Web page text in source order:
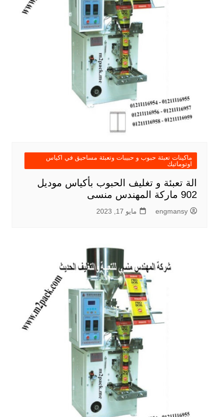
ماكينات تعبئة حبوب و حبيبات وتعبئة مساحيق في اكياس
اوتوماتيك
الة تعبئة و تغليف الحبوب بأكياس موديل
902 ماركة المهندس منسى
engmansy مايو 17, 2023